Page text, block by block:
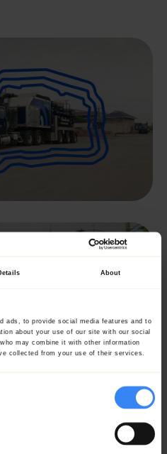
About
ads, to provide social media features and to
about your use of our site with our social
may combine it with other information
collected from your use of their services.
sur un type de
d’un hydrovac,